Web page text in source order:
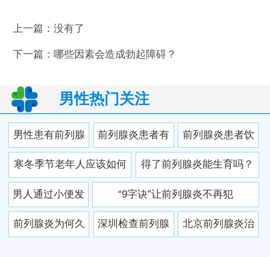
上一篇：没有了
下一篇： 哪些因素会造成勃起障碍？
男性热门关注
男性患有前列腺
炎需要注意什么
呢
前列腺炎患者有
哪些注意事项 前
列腺炎会引发哪
些并发症
前列腺炎患者饮
食要注意什么？
寒冬季节老年人应该如何
预防前列腺炎
得了前列腺炎能生育吗？
男人通过小便发
现慢性前列腺炎
“9字诀”让前列腺炎不再犯
前列腺炎为何久 深圳检查前列腺 北京前列腺炎治